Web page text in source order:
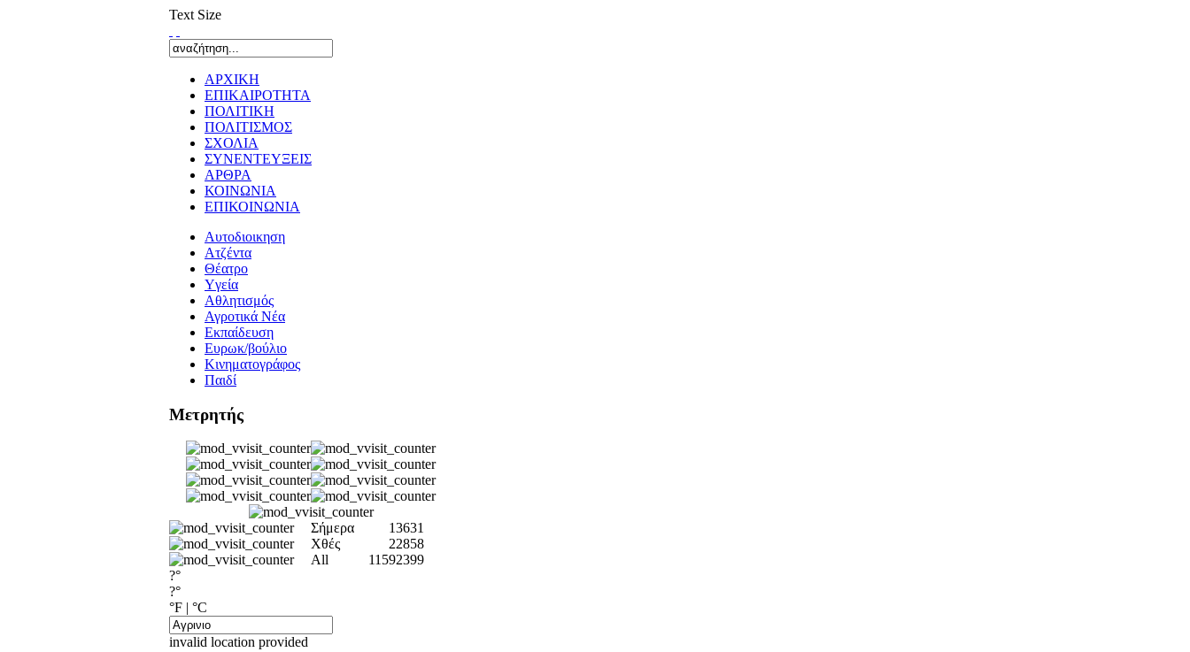
Text Size
ΑΡΧΙΚΗ
ΕΠΙΚΑΙΡΟΤΗΤΑ
ΠΟΛΙΤΙΚΗ
ΠΟΛΙΤΙΣΜΟΣ
ΣΧΟΛΙΑ
ΣΥΝΕΝΤΕΥΞΕΙΣ
ΑΡΘΡΑ
ΚΟΙΝΩΝΙΑ
ΕΠΙΚΟΙΝΩΝΙΑ
Αυτοδιοικηση
Ατζέντα
Θέατρο
Yγεία
Αθλητισμός
Αγροτικά Νέα
Εκπαίδευση
Ευρωκ/βούλιο
Κινηματογράφος
Παιδί
Μετρητής
Σήμερα
13631
Χθές
22858
All
11592399
?°
?°
°F | °C
invalid location provided